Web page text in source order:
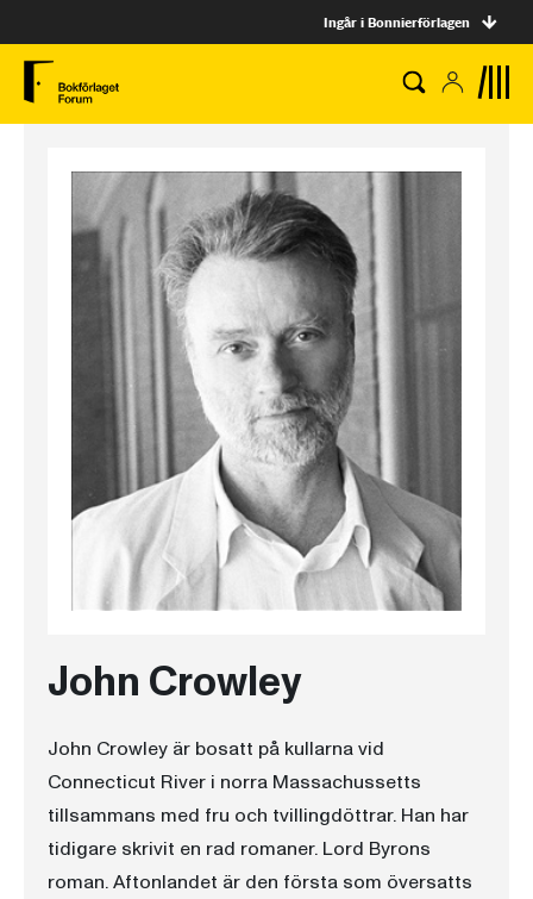
Ingår i Bonnierförlagen
John Crowley
John Crowley är bosatt på kullarna vid
Connecticut River i norra Massachussetts
tillsammans med fru och tvillingdöttrar. Han har
tidigare skrivit en rad romaner. Lord Byrons
roman. Aftonlandet är den första som översatts